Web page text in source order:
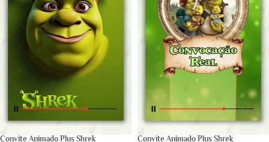
Convite Animado Plus Shrek Convite Animado Plus Shrek